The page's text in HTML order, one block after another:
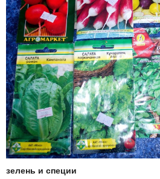
зелень и специи